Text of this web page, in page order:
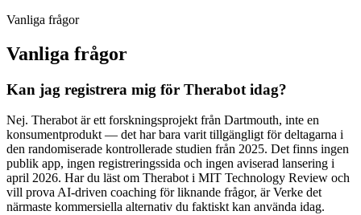
Vanliga frågor
Vanliga frågor
Kan jag registrera mig för Therabot idag?
Nej. Therabot är ett forskningsprojekt från Dartmouth, inte en
konsumentprodukt — det har bara varit tillgängligt för deltagarna i
den randomiserade kontrollerade studien från 2025. Det finns ingen
publik app, ingen registreringssida och ingen aviserad lansering i
april 2026. Har du läst om Therabot i MIT Technology Review och
vill prova AI-driven coaching för liknande frågor, är Verke det
närmaste kommersiella alternativ du faktiskt kan använda idag.